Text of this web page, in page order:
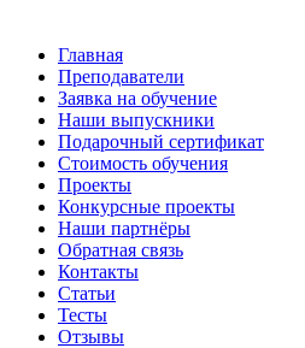
Главная
Преподаватели
Заявка на обучение
Наши выпускники
Подарочный сертификат
Стоимость обучения
Проекты
Конкурсные проекты
Наши партнёры
Обратная связь
Контакты
Статьи
Тесты
Отзывы